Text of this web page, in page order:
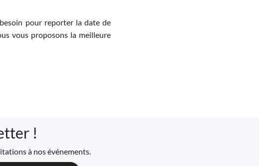
pour reporter la date de
vous proposons la meilleure
!
à nos événements.